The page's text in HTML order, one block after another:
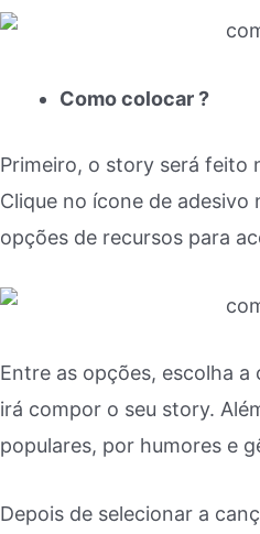
Como colocar ?
Primeiro, o story será feito
Clique no ícone de
opções de recursos para
Entre as opções, escolha a
irá compor o seu story.
populares, por humores e
Depois de selecionar a